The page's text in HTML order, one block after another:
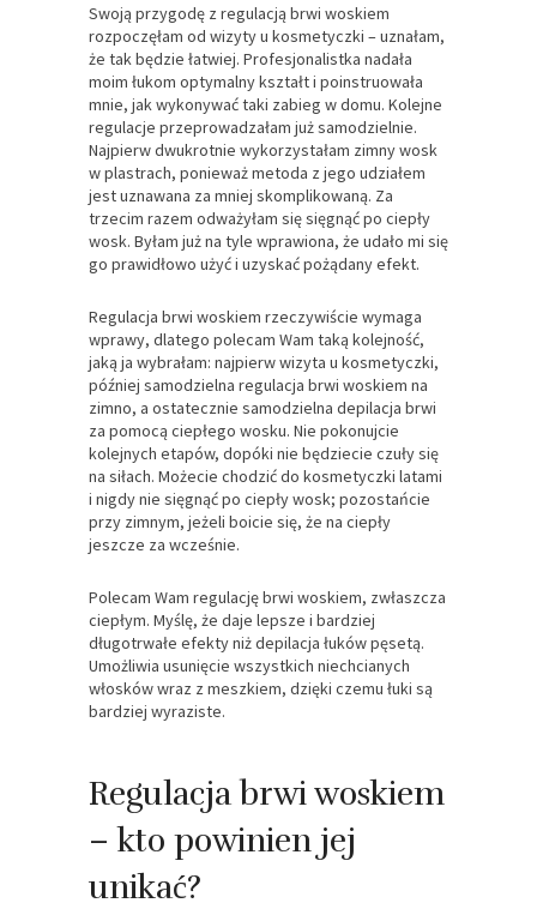
Swoją przygodę z regulacją brwi woskiem
rozpoczęłam od wizyty u kosmetyczki – uznałam,
że tak będzie łatwiej. Profesjonalistka nadała
moim łukom optymalny kształt i poinstruowała
mnie, jak wykonywać taki zabieg w domu. Kolejne
regulacje przeprowadzałam już samodzielnie.
Najpierw dwukrotnie wykorzystałam zimny wosk
w plastrach, ponieważ metoda z jego udziałem
jest uznawana za mniej skomplikowaną. Za
trzecim razem odważyłam się sięgnąć po ciepły
wosk. Byłam już na tyle wprawiona, że udało mi się
go prawidłowo użyć i uzyskać pożądany efekt.
Regulacja brwi woskiem rzeczywiście wymaga
wprawy, dlatego polecam Wam taką kolejność,
jaką ja wybrałam: najpierw wizyta u kosmetyczki,
później samodzielna regulacja brwi woskiem na
zimno, a ostatecznie samodzielna depilacja brwi
za pomocą ciepłego wosku. Nie pokonujcie
kolejnych etapów, dopóki nie będziecie czuły się
na siłach. Możecie chodzić do kosmetyczki latami
i nigdy nie sięgnąć po ciepły wosk; pozostańcie
przy zimnym, jeżeli boicie się, że na ciepły
jeszcze za wcześnie.
Polecam Wam regulację brwi woskiem, zwłaszcza
ciepłym. Myślę, że daje lepsze i bardziej
długotrwałe efekty niż depilacja łuków pęsetą.
Umożliwia usunięcie wszystkich niechcianych
włosków wraz z meszkiem, dzięki czemu łuki są
bardziej wyraziste.
Regulacja brwi woskiem
– kto powinien jej
unikać?